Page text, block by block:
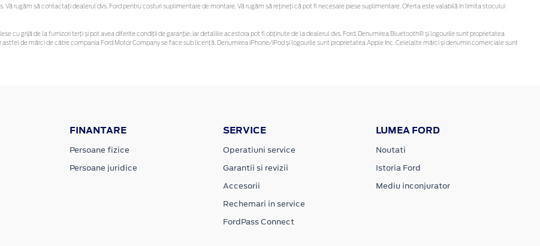
Vă rugăm să contactaţi dealerul dvs. Ford pentru costuri suplimentare de montare. Vă rugăm să rețineți că pot fi necesare piese suplimentare. Oferta este valabilă în limita stocului
cu grijă de la furnizori terți și pot avea diferite condiții de garanție, iar detaliile acestora pot fi obținute de la dealerul dvs. Ford. Denumirea Bluetooth® și logourile sunt proprietatea
astfel de mărci de către compania Ford Motor Company se face sub licență. Denumirea iPhone/iPod și logourile sunt proprietatea Apple Inc. Celelalte mărci și denumiri comerciale sunt
FINANTARE
Persoane fizice
Persoane juridice
SERVICE
Operatiuni service
Garantii si revizii
Accesorii
Rechemari in service
FordPass Connect
LUMEA FORD
Noutati
Istoria Ford
Mediu inconjurator